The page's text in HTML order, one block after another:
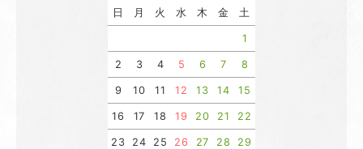
日 月 火 水 木 金 土
1
2 3 4 5 6 7 8
9 10 11 12 13 14 15
16 17 18 19 20 21 22
23 24 25 26 27 28 29